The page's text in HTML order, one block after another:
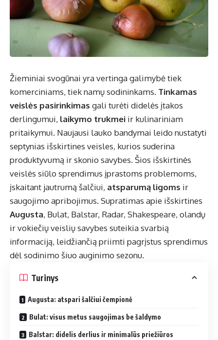
Žieminiai svogūnai yra vertinga galimybė tiek
komerciniams, tiek namų sodininkams. Tinkamas
veislės pasirinkimas gali turėti didelės įtakos
derlingumui, laikymo trukmei ir kulinariniam
pritaikymui. Naujausi lauko bandymai leido nustatyti
septynias išskirtines veisles, kurios suderina
produktyvumą ir skonio savybes. Šios išskirtinės
veislės siūlo sprendimus įprastoms problemoms,
įskaitant jautrumą šalčiui, atsparumą ligoms ir
saugojimo apribojimus. Supratimas apie išskirtines
Augusta, Bulat, Balstar, Radar, Shakespeare, olandų
ir vokiečių veislių savybes suteikia svarbią
informaciją, leidžiančią priimti pagrįstus sprendimus
dėl sodinimo šiuo auginimo sezonu.
Turinys
Augusta: atspari šalčiui čempionė
Bulat: visus metus saugojimas be šaldymo
Balstar: didelis derlius ir minimalūs priežiūros